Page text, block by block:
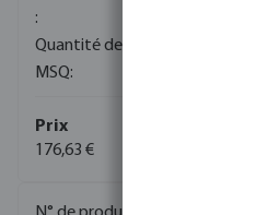
176,63 €